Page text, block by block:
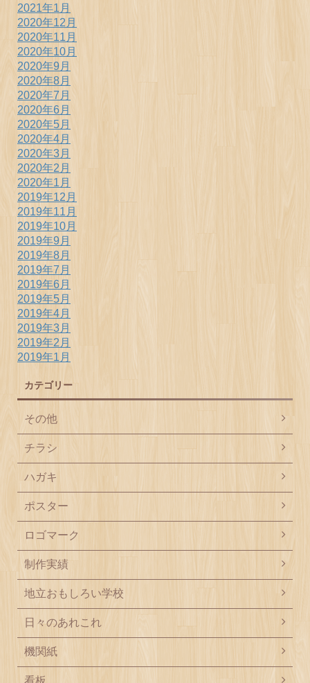
2021年1月
2020年12月
2020年11月
2020年10月
2020年9月
2020年8月
2020年7月
2020年6月
2020年5月
2020年4月
2020年3月
2020年2月
2020年1月
2019年12月
2019年11月
2019年10月
2019年9月
2019年8月
2019年7月
2019年6月
2019年5月
2019年4月
2019年3月
2019年2月
2019年1月
カテゴリー
その他
チラシ
ハガキ
ポスター
ロゴマーク
制作実績
地立おもしろい学校
日々のあれこれ
機関紙
看板